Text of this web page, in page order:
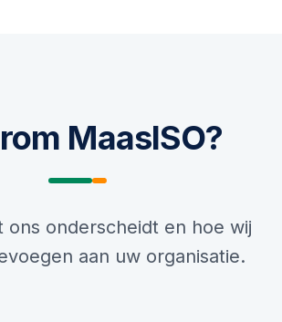
MaasISO?
ons onderscheidt en hoe wij
aan uw organisatie.